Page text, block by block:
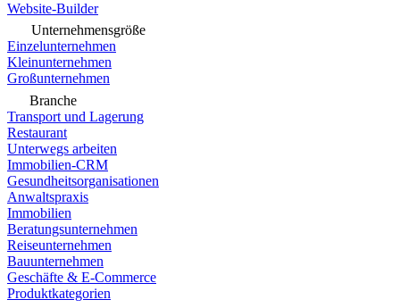
Website-Builder
Unternehmensgröße
Einzelunternehmen
Kleinunternehmen
Großunternehmen
Branche
Transport und Lagerung
Restaurant
Unterwegs arbeiten
Immobilien-CRM
Gesundheitsorganisationen
Anwaltspraxis
Immobilien
Beratungsunternehmen
Reiseunternehmen
Bauunternehmen
Geschäfte & E-Commerce
Produktkategorien